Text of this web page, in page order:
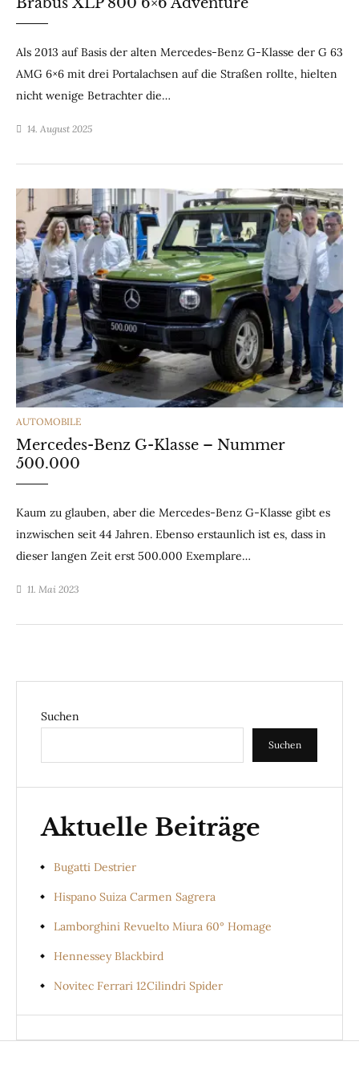
Als 2013 auf Basis der alten Mercedes-Benz G-Klasse der G 63
AMG 6×6 mit drei Portalachsen auf die Straßen rollte, hielten
nicht wenige Betrachter die…
14. August 2025
CATEGORIES
AUTOMOBILE
Mercedes-Benz G-Klasse – Nummer
500.000
Kaum zu glauben, aber die Mercedes-Benz G-Klasse gibt es
inzwischen seit 44 Jahren. Ebenso erstaunlich ist es, dass in
dieser langen Zeit erst 500.000 Exemplare…
11. Mai 2023
Suchen
Suchen
Aktuelle Beiträge
Bugatti Destrier
Hispano Suiza Carmen Sagrera
Lamborghini Revuelto Miura 60° Homage
Hennessey Blackbird
Novitec Ferrari 12Cilindri Spider